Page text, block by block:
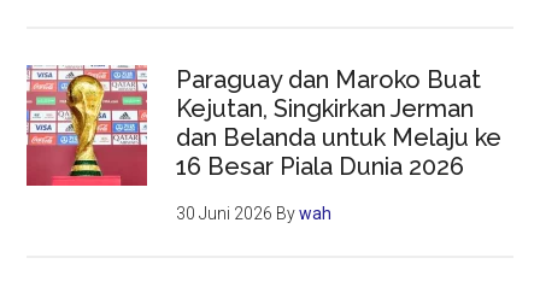
Paraguay dan Maroko Buat
Kejutan, Singkirkan Jerman
dan Belanda untuk Melaju ke
16 Besar Piala Dunia 2026
30 Juni 2026 Bywah